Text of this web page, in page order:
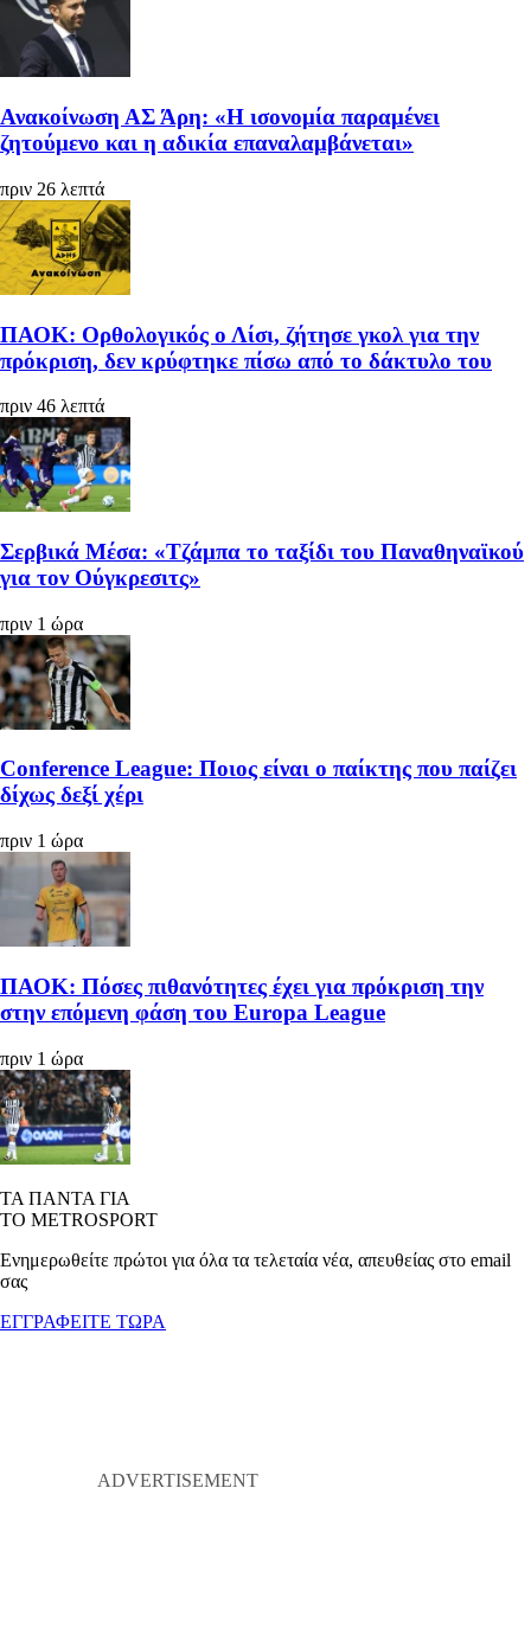
Ανακοίνωση ΑΣ Άρη: «Η ισονομία παραμένει
ζητούμενο και η αδικία επαναλαμβάνεται»
πριν 26 λεπτά
ΠΑΟΚ: Ορθολογικός ο Λίσι, ζήτησε γκολ για την
πρόκριση, δεν κρύφτηκε πίσω από το δάκτυλο του
πριν 46 λεπτά
Σερβικά Μέσα: «Τζάμπα το ταξίδι του Παναθηναϊκού
για τον Ούγκρεσιτς»
πριν 1 ώρα
Conference League: Ποιος είναι ο παίκτης που παίζει
δίχως δεξί χέρι
πριν 1 ώρα
ΠΑΟΚ: Πόσες πιθανότητες έχει για πρόκριση την
στην επόμενη φάση του Europa League
πριν 1 ώρα
ΤΑ ΠΑΝΤΑ ΓΙΑ
ΤΟ METROSPORT
Ενημερωθείτε πρώτοι για όλα τα τελεταία νέα, απευθείας στο email
σας
ΕΓΓΡΑΦΕΙΤΕ ΤΩΡΑ